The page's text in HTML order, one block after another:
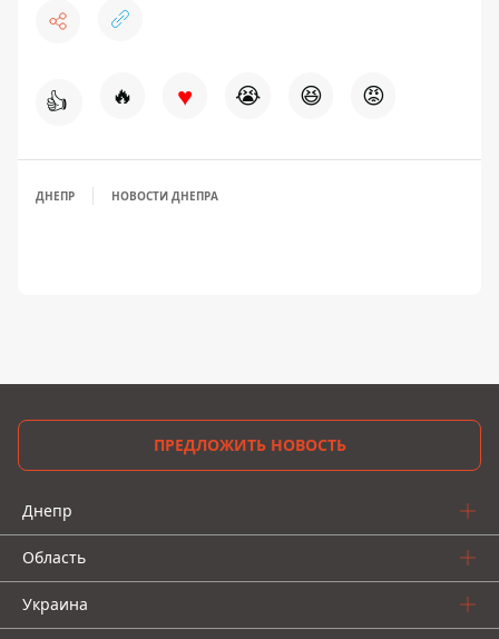
👍 🔥 ♥ 😭 😆 😡
ДНЕПР НОВОСТИ ДНЕПРА
ПРЕДЛОЖИТЬ НОВОСТЬ
Днепр
Область
Украина